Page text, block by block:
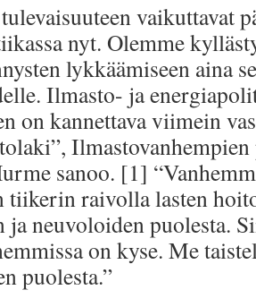
vaikuttavat
nyt. Olemme
lykkäämiseen aina
Ilmasto- ja
on kannettava viimein
sanoo. [1]
tiikerin raivolla lasten
neuvoloiden puolesta.
on kyse. Me
puolesta.”